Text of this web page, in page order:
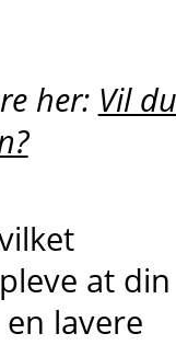
her: Vil du
at din
lavere